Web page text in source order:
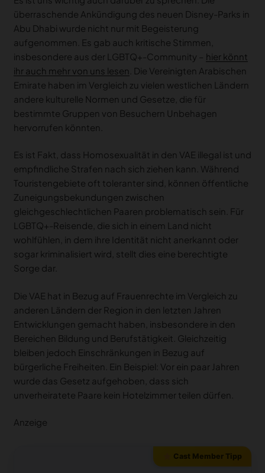
überraschende Ankündigung des neuen Disney-Parks in
Abu Dhabi wurde nicht nur mit Begeisterung
aufgenommen. Es gab auch kritische Stimmen,
insbesondere aus der LGBTQ+-Community – hier könnt
ihr auch mehr von uns lesen . Die Vereinigten Arabischen
Emirate haben im Vergleich zu vielen westlichen Ländern
andere kulturelle Normen und Gesetze, die für
bestimmte Gruppen von Besuchern Unbehagen
hervorrufen könnten.
Es ist Fakt, dass Homosexualität in den VAE illegal ist und
empfindliche Strafen nach sich ziehen kann. Während
Touristengebiete oft toleranter sind, können öffentliche
Zuneigungsbekundungen zwischen
gleichgeschlechtlichen Paaren problematisch sein. Für
LGBTQ+-Reisende, die sich in einem Land nicht
wohlfühlen, in dem ihre Identität nicht anerkannt oder
sogar kriminalisiert wird, stellt dies eine berechtigte
Sorge dar.
Die VAE hat in Bezug auf Frauenrechte im Vergleich zu
anderen Ländern der Region in den letzten Jahren
Entwicklungen gemacht haben, insbesondere in den
Bereichen Bildung und Berufstätigkeit. Gleichzeitig
bleiben jedoch Einschränkungen in Bezug auf
bürgerliche Freiheiten. Ein Beispiel: Vor ein paar Jahren
wurde das Gesetz aufgehoben, dass sich
unverheiratete Paare kein Hotelzimmer teilen dürfen.
Anzeige
Cast Member Tipp